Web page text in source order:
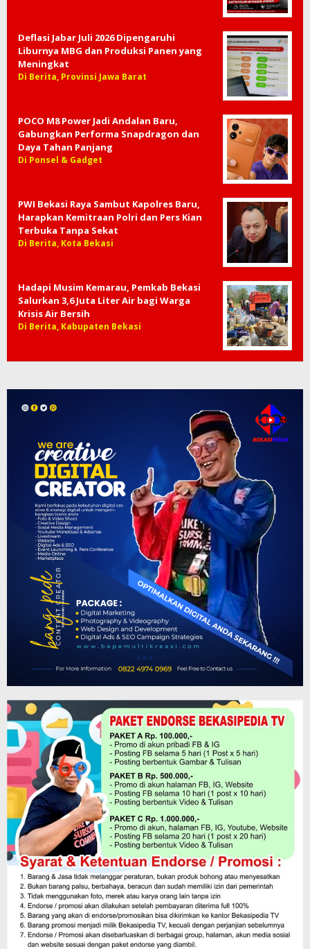
Deflasi Jabar Juli 2026 Dipengaruhi
Liburnya MBG dan Produksi Panen yang
Meningkat
Di Berita, Provinsi Jawa Barat
POCO M8 Power Jadi Andalan Baru,
Gabungkan Performa Snapdragon dan
Daya Tahan Panjang
Di Ponsel & Gadget
PWI Bekasi Raya Sambut Kapolres Baru,
Harapkan Kemitraan Polri dan Pers Kian
Terbuka Tanpa Sekat
Di Berita, Kota Bekasi
Hadapi Musim Kemarau, Pemkab Bekasi
Salurkan 3,6 Juta Liter Air bagi Warga
Krisis Air Bersih
Di Berita, Kabupaten Bekasi